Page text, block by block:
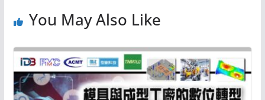
You May Also Like